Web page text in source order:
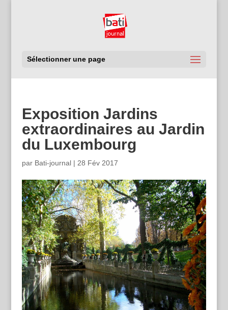
Sélectionner une page
Exposition Jardins
extraordinaires au Jardin
du Luxembourg
par Bati-journal| 28 Fév 2017